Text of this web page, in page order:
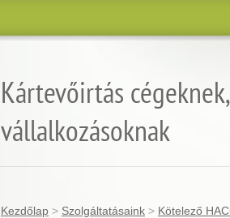
Kártevőirtás cégeknek,
vállalkozásoknak
Kezdőlap > Szolgáltatásaink > Kötelező